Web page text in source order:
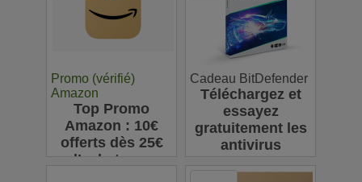
Promo (vérifié)
Amazon
Top Promo
Amazon : 10€
offerts dès 25€
d’achats sur
Cadeau BitDefender
Téléchargez et
essayez
gratuitement les
antivirus